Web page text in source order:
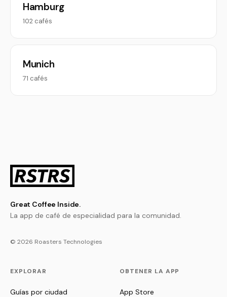
Hamburg
102 cafés
Munich
71 cafés
Great Coffee Inside.
La app de café de especialidad para la comunidad.
© 2026 Roasters Technologies
EXPLORAR
Guías por ciudad
OBTENER LA APP
App Store